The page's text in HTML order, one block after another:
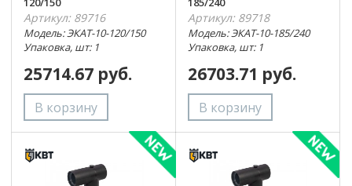
Артикул: 89716
Модель: ЭКАТ-10-120/150
Упаковка, шт: 1
25714.67 руб.
Артикул: 89718
Модель: ЭКАТ-10-185/240
Упаковка, шт: 1
26703.71 руб.